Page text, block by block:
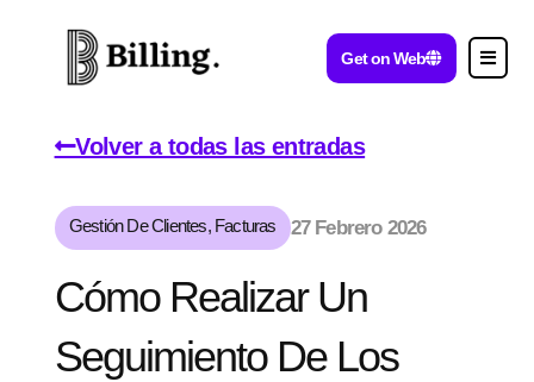
Get on Web
Volver a todas las entradas
Gestión De Clientes, Facturas 27 Febrero 2026
Cómo Realizar Un
Seguimiento De Los